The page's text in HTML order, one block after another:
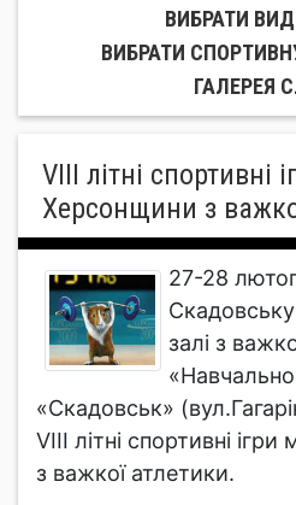
ВИБРАТИ
ВИБРАТИ
ГАЛЕРЕЯ
VIII літні спортивні
Херсонщини з
27-28
залі з
«Скадовськ»
VIII літні спортивні
з важкої атлетики.